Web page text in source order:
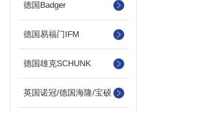
德国Badger
德国易福门IFM
德国雄克SCHUNK
英国诺冠/德国海隆/宝硕